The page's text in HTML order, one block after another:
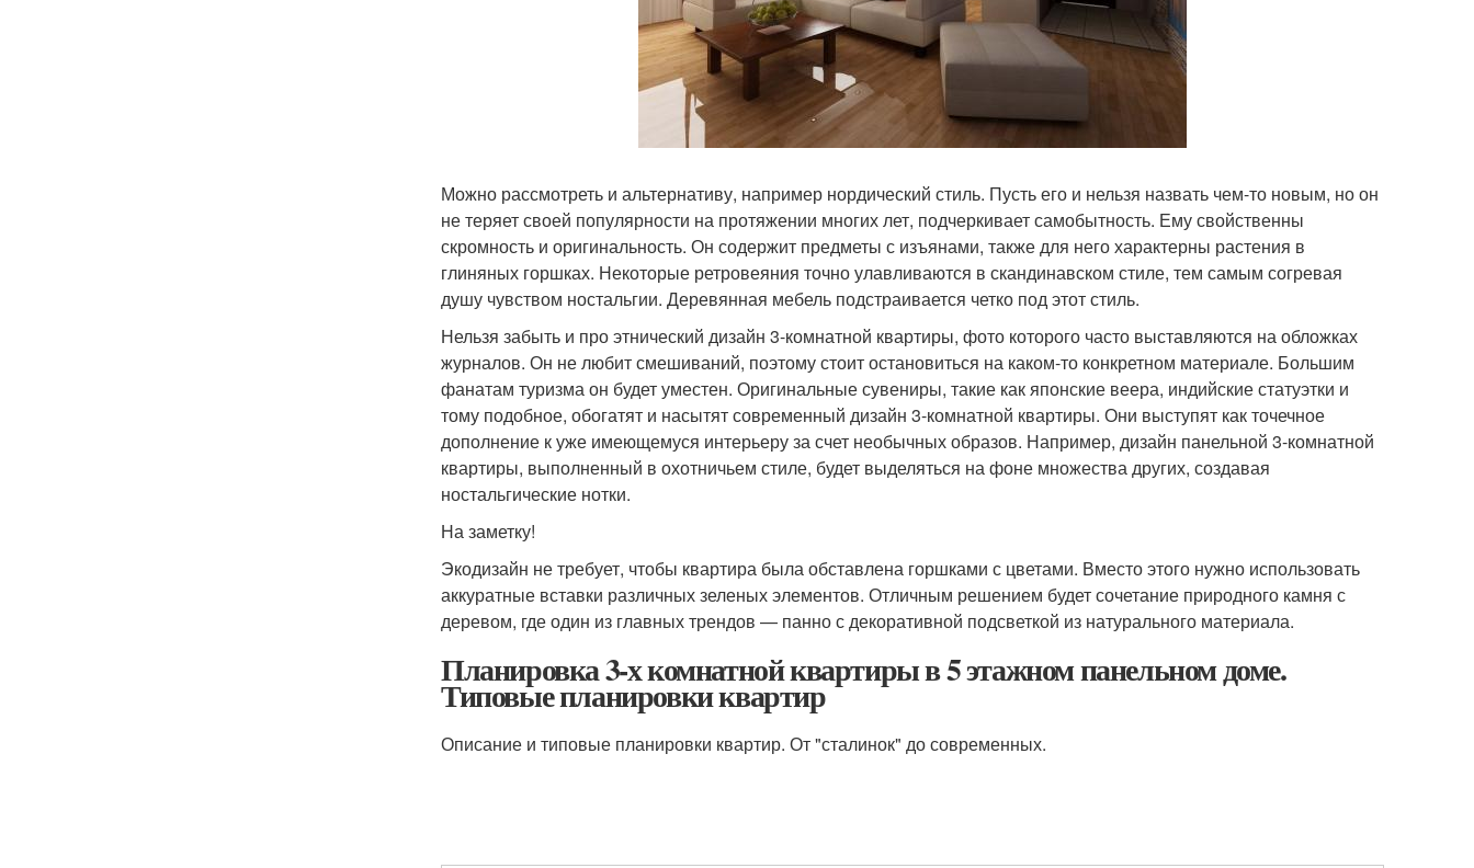
Можно рассмотреть и альтернативу, например нордический стиль. Пусть его и нельзя назвать чем-то новым, но он
не теряет своей популярности на протяжении многих лет, подчеркивает самобытность. Ему свойственны
скромность и оригинальность. Он содержит предметы с изъянами, также для него характерны растения в
глиняных горшках. Некоторые ретровеяния точно улавливаются в скандинавском стиле, тем самым согревая
душу чувством ностальгии. Деревянная мебель подстраивается четко под этот стиль.
Нельзя забыть и про этнический дизайн 3-комнатной квартиры, фото которого часто выставляются на обложках
журналов. Он не любит смешиваний, поэтому стоит остановиться на каком-то конкретном материале. Большим
фанатам туризма он будет уместен. Оригинальные сувениры, такие как японские веера, индийские статуэтки и
тому подобное, обогатят и насытят современный дизайн 3-комнатной квартиры. Они выступят как точечное
дополнение к уже имеющемуся интерьеру за счет необычных образов. Например, дизайн панельной 3-комнатной
квартиры, выполненный в охотничьем стиле, будет выделяться на фоне множества других, создавая
ностальгические нотки.
На заметку!
Экодизайн не требует, чтобы квартира была обставлена горшками с цветами. Вместо этого нужно использовать
аккуратные вставки различных зеленых элементов. Отличным решением будет сочетание природного камня с
деревом, где один из главных трендов — панно с декоративной подсветкой из натурального материала.
Планировка 3-х комнатной квартиры в 5 этажном панельном доме.
Типовые планировки квартир
Описание и типовые планировки квартир. От "сталинок" до современных.